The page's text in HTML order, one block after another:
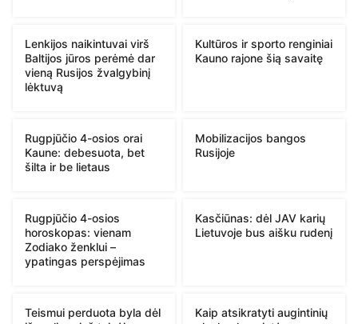
Lenkijos naikintuvai virš
Baltijos jūros perėmė dar
vieną Rusijos žvalgybinį
lėktuvą
Kultūros ir sporto renginiai
Kauno rajone šią savaitę
Rugpjūčio 4-osios orai
Kaune: debesuota, bet
šilta ir be lietaus
Mobilizacijos bangos
Rusijoje
Rugpjūčio 4-osios
horoskopas: vienam
Zodiako ženklui –
ypatingas perspėjimas
Kasčiūnas: dėl JAV karių
Lietuvoje bus aišku rudenį
Teismui perduota byla dėl
Kaip atsikratyti augintinių